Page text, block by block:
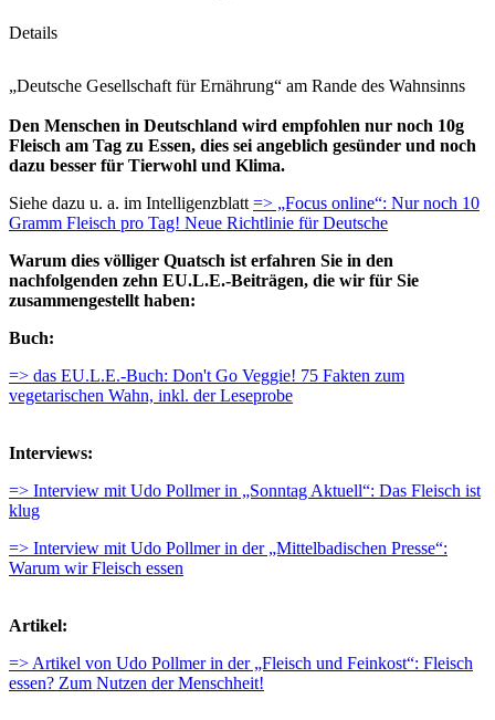
Details
„Deutsche Gesellschaft für Ernährung“ am Rande des Wahnsinns
Den Menschen in Deutschland wird empfohlen nur noch 10g
Fleisch am Tag zu Essen, dies sei angeblich gesünder und noch
dazu besser für Tierwohl und Klima.
Siehe dazu u. a. im Intelligenzblatt => „Focus online“: Nur noch 10
Gramm Fleisch pro Tag! Neue Richtlinie für Deutsche
Warum dies völliger Quatsch ist erfahren Sie in den
nachfolgenden zehn EU.L.E.-Beiträgen, die wir für Sie
zusammengestellt haben:
Buch:
=> das EU.L.E.-Buch: Don't Go Veggie! 75 Fakten zum
vegetarischen Wahn, inkl. der Leseprobe
Interviews:
=> Interview mit Udo Pollmer in „Sonntag Aktuell“: Das Fleisch ist
klug
=> Interview mit Udo Pollmer in der „Mittelbadischen Presse“:
Warum wir Fleisch essen
Artikel:
=> Artikel von Udo Pollmer in der „Fleisch und Feinkost“: Fleisch
essen? Zum Nutzen der Menschheit!